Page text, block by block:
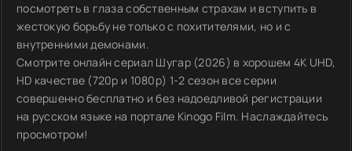
посмотреть в глаза собственным страхам и вступить в
жестокую борьбу не только с похитителями, но и с
внутренними демонами.
Смотрите онлайн сериал Шугар (2026) в хорошем 4K UHD,
HD качестве (720p и 1080p) 1-2 сезон все серии
совершенно бесплатно и без надоедливой регистрации
на русском языке на портале Kinogo Film. Наслаждайтесь
просмотром!